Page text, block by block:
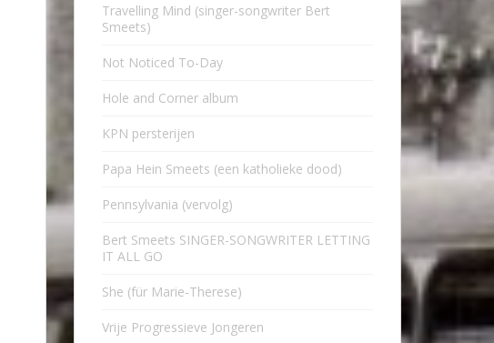
Travelling Mind (singer-songwriter Bert
Smeets)
Not Noticed To-Day
Hole and Corner album
KPN persterijen
Papa Hein Smeets (een katholieke dood)
Pennsylvania (vervolg)
Bert Smeets SINGER-SONGWRITER LETTING
IT ALL GO
She (für Marie-Therese)
Vrije Progressieve Jongeren